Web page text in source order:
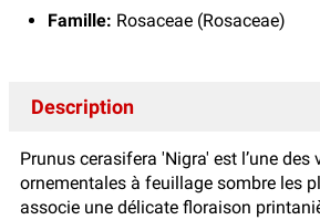
Famille: Rosaceae (Rosaceae)
Description
Prunus cerasifera 'Nigra' est l’une des
ornementales à feuillage sombre les
associe une délicate floraison